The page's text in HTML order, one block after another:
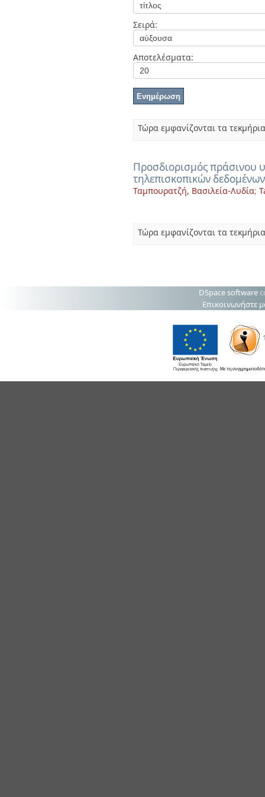
Σειρά:
Αποτελέσματα:
Τώρα εμφανίζονται τα
Προσδιορισμός πράσινου
τηλεπισκοπικών δεδομένων
Ταμπουρατζή, Βασιλεία-Λυδία;
Τώρα εμφανίζονται τα
DSpace software
Επικοινωνήστε